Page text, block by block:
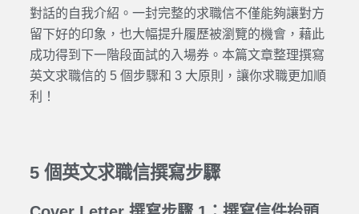
對話的自我介紹。一封完整的求職信不僅能夠讓對方
留下好的印象，也大幅提升履歷被瀏覽的機會，藉此
成功得到下一階段面試的入場券。本篇文章整理撰寫
英文求職信的 5 個步驟和 3 大原則，讓你求職更加順
利！
5 個英文求職信撰寫步驟